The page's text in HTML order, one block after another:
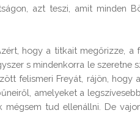
azt teszi, amit minden
hogy a titkait megőrizze, a
s mindenkorra le szeretne
felismeri Freyát, rájön, hogy
amelyeket a
mégsem tud ellenállni. De